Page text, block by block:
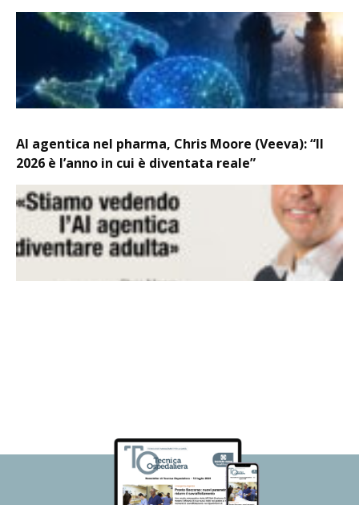
AI agentica nel pharma, Chris Moore (Veeva): “Il
2026 è l’anno in cui è diventata reale”